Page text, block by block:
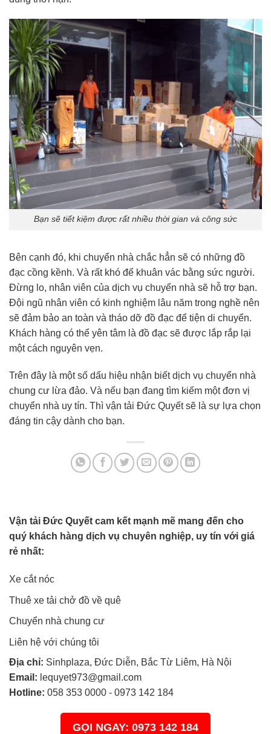
Bạn sẽ tiết kiệm được rất nhiều thời gian và công sức
Bên cạnh đó, khi chuyển nhà chắc hẳn sẽ có những đồ
đạc cồng kềnh. Và rất khó để khuân vác bằng sức người.
Đừng lo, nhân viên của dịch vụ chuyển nhà sẽ hỗ trợ bạn.
Đội ngũ nhân viên có kinh nghiệm lâu năm trong nghề nên
sẽ đảm bảo an toàn và tháo dỡ đồ đạc để tiện di chuyển.
Khách hàng có thể yên tâm là đồ đạc sẽ được lắp rắp lại
một cách nguyên vẹn.
Trên đây là một số dấu hiệu nhận biết dịch vụ chuyển nhà
chung cư lừa đảo. Và nếu bạn đang tìm kiếm một đơn vị
chuyển nhà uy tín. Thì vận tải Đức Quyết sẽ là sự lựa chọn
đáng tin cậy dành cho bạn.
Vận tải Đức Quyết cam kết mạnh mẽ mang đến cho
quý khách hàng dịch vụ chuyên nghiệp, uy tín với giá
rẻ nhất:
Xe cắt nóc
Thuê xe tải chở đồ về quê
Chuyển nhà chung cư
Liên hệ với chúng tôi
Địa chỉ: Sinhplaza, Đức Diễn, Bắc Từ Liêm, Hà Nội
Email: lequyet973@gmail.com
Hotline: 058 353 0000 - 0973 142 184
GỌI NGAY: 0973 142 184